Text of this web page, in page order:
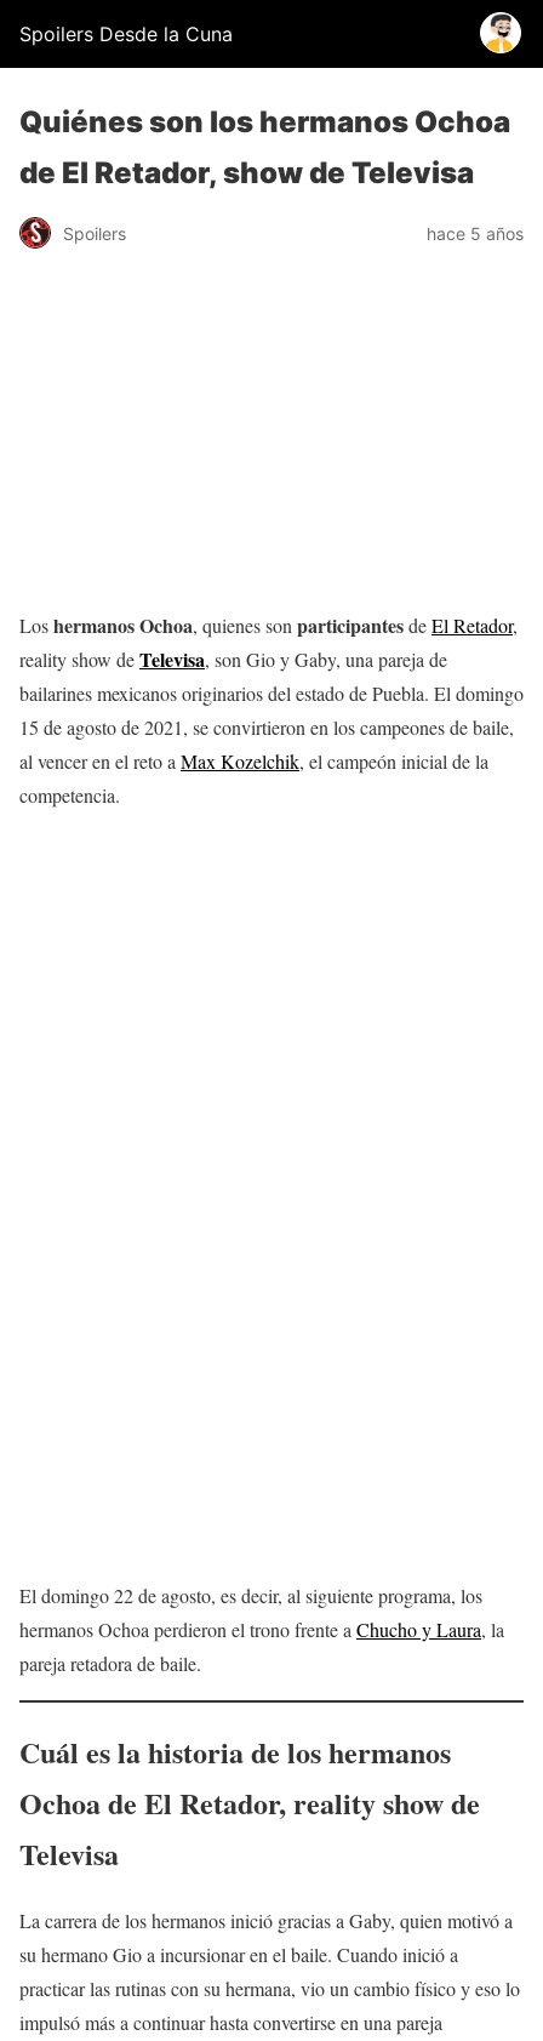
Spoilers Desde la Cuna
Quiénes son los hermanos Ochoa
de El Retador, show de Televisa
Spoilers hace 5 años
Loshermanos Ochoa, quienes son participantesdeEl Retador,
reality show deTelevisa, son Gio y Gaby, una pareja de
bailarines mexicanos originarios del estado de Puebla. El domingo
15 de agosto de 2021, se convirtieron en los campeones de baile,
al vencer en el reto a Max Kozelchik, el campeón inicial de la
competencia.
El domingo 22 de agosto, es decir, al siguiente programa, los
hermanos Ochoa perdieron el trono frente a Chucho y Laura, la
pareja retadora de baile.
Cuál es la historia de los hermanos
Ochoade El Retador, reality show de
Televisa
La carrera de los hermanos inició gracias a Gaby, quien motivó a
su hermano Gio a incursionar en el baile. Cuando inició a
practicar las rutinas con su hermana, vio un cambio físico y eso lo
impulsó más a continuar hasta convertirse en una pareja